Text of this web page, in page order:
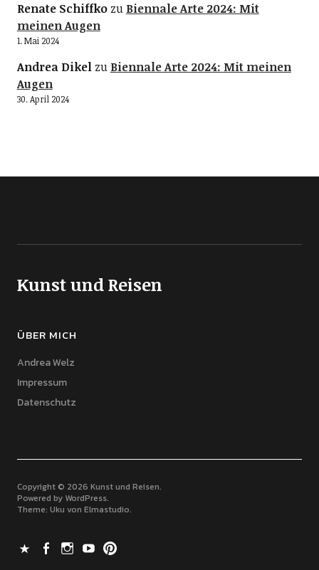
Renate Schiffkozu Biennale Arte 2024: Mit
meinen Augen
1. Mai 2024
Andrea Dikelzu Biennale Arte 2024: Mit meinen
Augen
30. April 2024
Kunst und Reisen
ÜBER MICH
Andrea Welz
Impressum
Datenschutz
Copyright © 2026 Kunst und Reisen
Powered by WordPress
Theme: Uku von Elmastudio